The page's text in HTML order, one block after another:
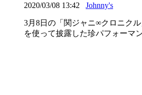
2020/03/08 13:42 Johnny's
3月8日の「関ジャニ∞クロニク
を使って披露した珍パフォーマ